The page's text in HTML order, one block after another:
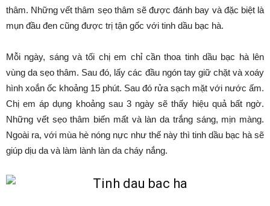
thâm. Những vết thâm sẹo thâm sẽ được đánh bay và đặc biệt là
mụn đầu đen cũng được trị tận gốc với tinh dầu bạc hà.
Mỗi ngày, sáng và tối chị em chỉ cần thoa tinh dầu bạc hà lên
vùng da sẹo thâm. Sau đó, lấy các đầu ngón tay giữ chặt và xoáy
hình xoắn ốc khoảng 15 phút. Sau đó rửa sạch mặt với nước ấm.
Chị em áp dụng khoảng sau 3 ngày sẽ thấy hiệu quả bất ngờ.
Những vết sẹo thâm biến mất và làn da trắng sáng, mịn màng.
Ngoài ra, với mùa hè nóng nực như thế này thì tinh dầu bạc hà sẽ
giúp dịu da và làm lành làn da cháy nắng.